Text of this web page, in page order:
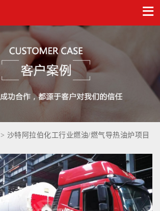
> 沙特阿拉伯化工行业燃油/燃气导热油炉项目